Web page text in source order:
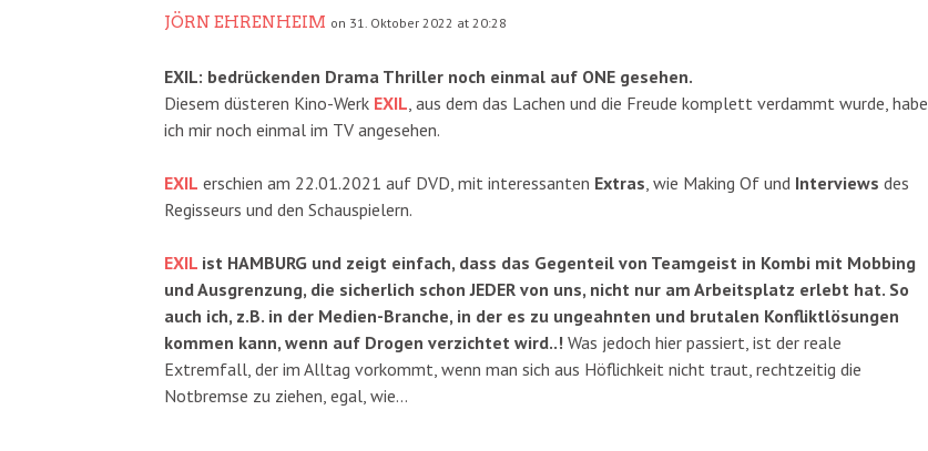
JÖRN EHRENHEIM on 31. Oktober 2022 at 20:28
EXIL: bedrückenden Drama Thriller noch einmal auf ONE gesehen.
Diesem düsteren Kino-Werk EXIL, aus dem das Lachen und die Freude komplett verdammt wurde, habe
ich mir noch einmal im TV angesehen.
EXIL erschien am 22.01.2021 auf DVD, mit interessanten Extras, wie Making Of und Interviews des
Regisseurs und den Schauspielern.
EXIL ist HAMBURG und zeigt einfach, dass das Gegenteil von Teamgeist in Kombi mit Mobbing
und Ausgrenzung, die sicherlich schon JEDER von uns, nicht nur am Arbeitsplatz erlebt hat. So
auch ich, z.B. in der Medien-Branche, in der es zu ungeahnten und brutalen Konfliktlösungen
kommen kann, wenn auf Drogen verzichtet wird..! Was jedoch hier passiert, ist der reale
Extremfall, der im Alltag vorkommt, wenn man sich aus Höflichkeit nicht traut, rechtzeitig die
Notbremse zu ziehen, egal, wie…